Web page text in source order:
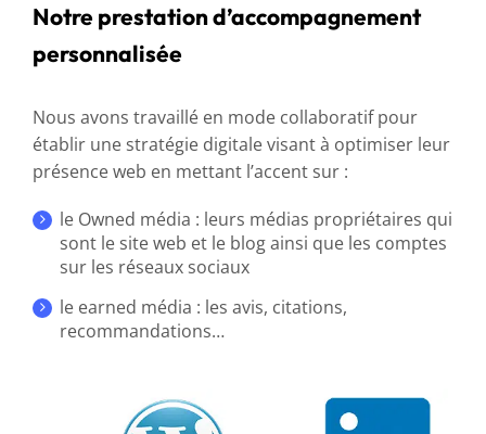
Notre prestation d’accompagnement
personnalisée
Nous avons travaillé en mode collaboratif pour
établir une stratégie digitale visant à optimiser leur
présence web en mettant l’accent sur :
le Owned média : leurs médias propriétaires qui
sont le site web et le blog ainsi que les comptes
sur les réseaux sociaux
le earned média : les avis, citations,
recommandations…